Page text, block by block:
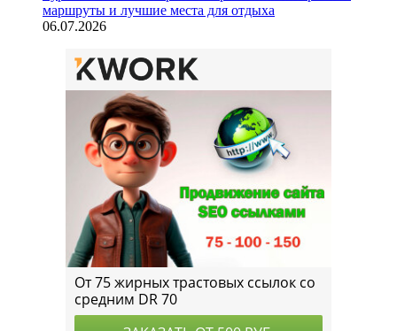
маршруты и лучшие места для отдыха
06.07.2026